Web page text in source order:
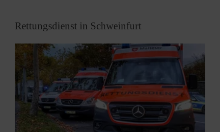
Rettungsdienst in Schweinfurt